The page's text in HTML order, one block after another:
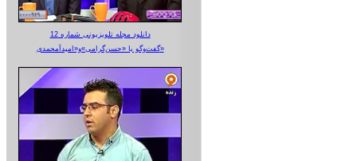
دانلود مجله تلویزیونی شماره 12
گفت‌وگو با «حسن‌گرامی»و«امیدآمحمدی»